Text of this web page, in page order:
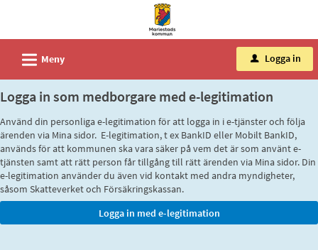
tjänster
Mariestads
kommun
L Meny u Logga in
Logga in som medborgare med e-legitimation
Använd din personliga e-legitimation för att logga in i e-tjänster och följa
ärenden via Mina sidor. E-legitimation, t ex BankID eller Mobilt BankID,
används för att kommunen ska vara säker på vem det är som använt e-
tjänsten samt att rätt person får tillgång till rätt ärenden via Mina sidor. Din
e-legitimation använder du även vid kontakt med andra myndigheter,
såsom Skatteverket och Försäkringskassan.